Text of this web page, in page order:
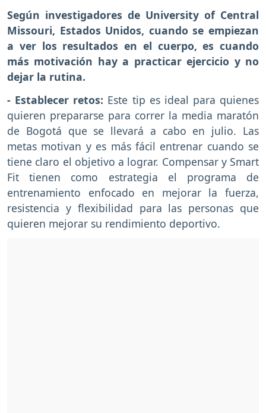
Según investigadores de University of Central
Missouri, Estados Unidos, cuando se empiezan
a ver los resultados en el cuerpo, es cuando
más motivación hay a practicar ejercicio y no
dejar la rutina.
- Establecer retos: Este tip es ideal para quienes
quieren prepararse para correr la media maratón
de Bogotá que se llevará a cabo en julio. Las
metas motivan y es más fácil entrenar cuando se
tiene claro el objetivo a lograr. Compensar y Smart
Fit tienen como estrategia el programa de
entrenamiento enfocado en mejorar la fuerza,
resistencia y flexibilidad para las personas que
quieren mejorar su rendimiento deportivo.